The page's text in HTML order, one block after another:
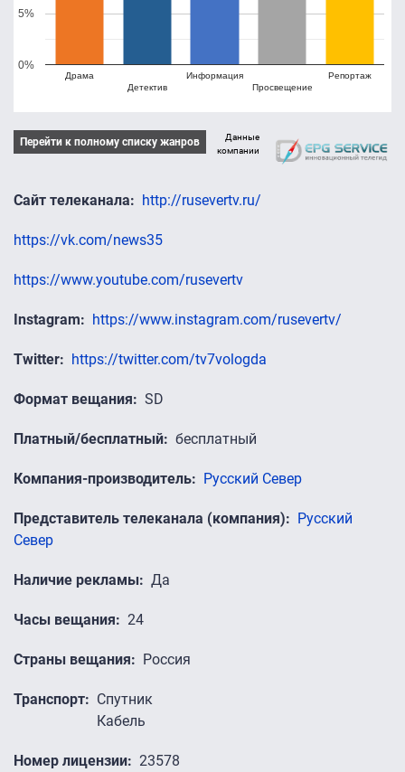
Драма
Детектив
Информация
Просвещение
Репортаж
0%
5%
Перейти к полному списку жанров
Данные
компании
Сайт телеканала http://rusevertv.ru/
https://vk.com/news35
https://www.youtube.com/rusevertv
Instagram https://www.instagram.com/rusevertv/
Twitter https://twitter.com/tv7vologda
Формат вещания SD
Платный/бесплатный бесплатный
Компания-производитель Русский Север
Представитель телеканала (компания)
Русский
Север
Наличие рекламы Да
Часы вещания 24
Страны вещания Россия
Транспорт
Спутник
Кабель
Номер лицензии 23578